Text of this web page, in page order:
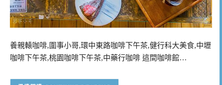
養親轅咖啡,圍事小哥,環中東路咖啡下午茶,健行科大美食,中壢
咖啡下午茶,桃園咖啡下午茶,中藥行咖啡 這間咖啡館…